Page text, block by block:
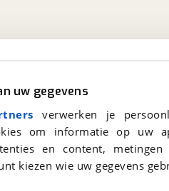
uw gegevens
verwerken je
om informatie op
en content,
kiezen wie uw gegevens
bij de hand.